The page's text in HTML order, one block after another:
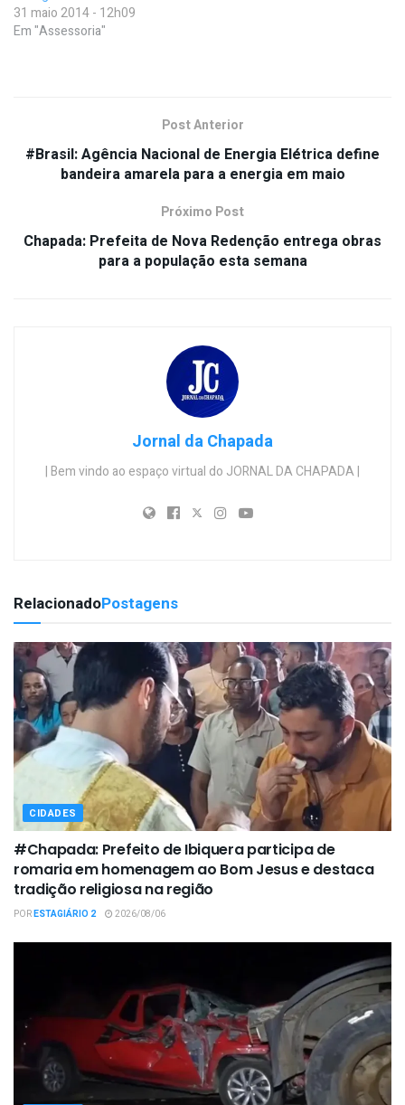
31 maio 2014 - 12h09
Em "Assessoria"
Post Anterior
#Brasil: Agência Nacional de Energia Elétrica define
bandeira amarela para a energia em maio
Próximo Post
Chapada: Prefeita de Nova Redenção entrega obras
para a população esta semana
Jornal da Chapada
| Bem vindo ao espaço virtual do JORNAL DA CHAPADA |
RelacionadoPostagens
CIDADES
#Chapada: Prefeito de Ibiquera participa de
romaria em homenagem ao Bom Jesus e destaca
tradição religiosa na região
PORESTAGIÁRIO 2 2026/08/06